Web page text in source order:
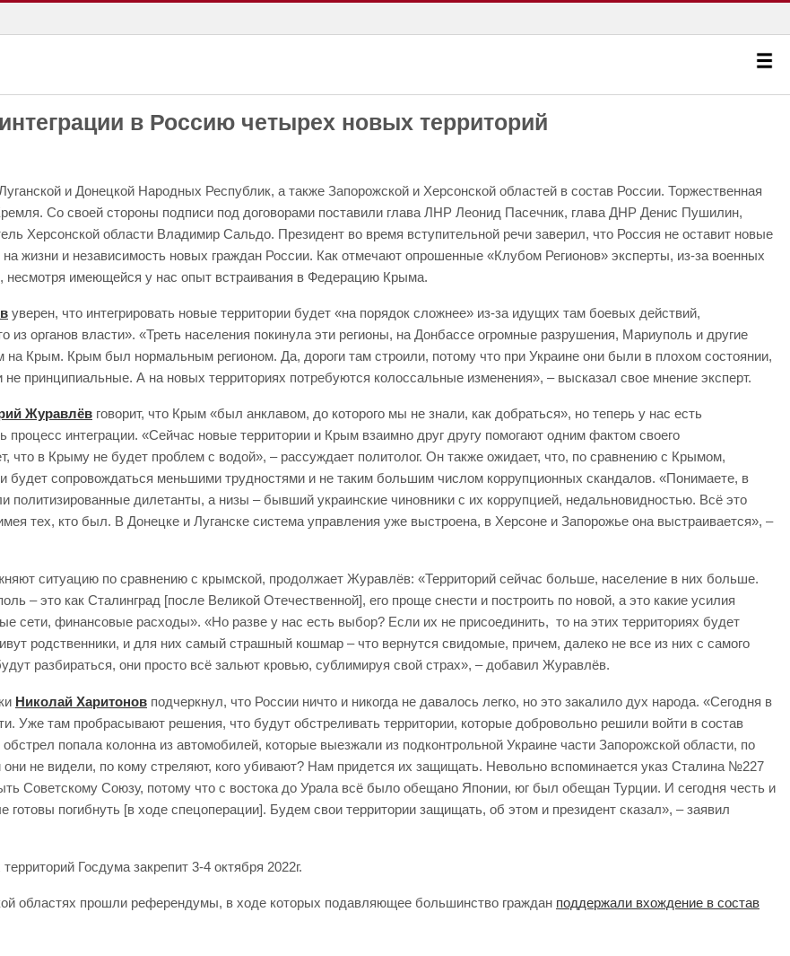
в Россию четырех новых территорий
и Донецкой Народных Республик, а также Запорожской и Херсонской областей в состав России. Торжественная
Со своей стороны подписи под договорами поставили глава ЛНР Леонид Пасечник, глава ДНР Денис Пушилин,
Херсонской области Владимир Сальдо. Президент во время вступительной речи заверил, что Россия не оставит новые
жизни и независимость новых граждан России. Как отмечают опрошенные «Клубом Регионов» эксперты, из-за военных
несмотря имеющейся у нас опыт встраивания в Федерацию Крыма.
уверен, что интегрировать новые территории будет «на порядок сложнее» из-за идущих там боевых действий,
из органов власти». «Треть населения покинула эти регионы, на Донбассе огромные разрушения, Мариуполь и другие
на Крым. Крым был нормальным регионом. Да, дороги там строили, потому что при Украине они были в плохом состоянии,
принципиальные. А на новых территориях потребуются колоссальные изменения», – высказал свое мнение эксперт.
Журавлёв говорит, что Крым «был анклавом, до которого мы не знали, как добраться», но теперь у нас есть
процесс интеграции. «Сейчас новые территории и Крым взаимно друг другу помогают одним фактом своего
что в Крыму не будет проблем с водой», – рассуждает политолог. Он также ожидает, что, по сравнению с Крымом,
будет сопровождаться меньшими трудностями и не таким большим числом коррупционных скандалов. «Понимаете, в
дилетанты, а низы – бывший украинские чиновники с их коррупцией, недальновидностью. Всё это
тех, кто был. В Донецке и Луганске система управления уже выстроена, в Херсоне и Запорожье она выстраивается», –
ситуацию по сравнению с крымской, продолжает Журавлёв: «Территорий сейчас больше, население в них больше.
– это как Сталинград [после Великой Отечественной], его проще снести и построить по новой, а это какие усилия
сети, финансовые расходы». «Но разве у нас есть выбор? Если их не присоединить, то на этих территориях будет
родственники, и для них самый страшный кошмар – что вернутся свидомые, причем, далеко не все из них с самого
разбираться, они просто всё зальют кровью, сублимируя свой страх», – добавил Журавлёв.
Николай Харитонов подчеркнул, что России ничто и никогда не давалось легко, но это закалило дух народа. «Сегодня в
Уже там пробрасывают решения, что будут обстреливать территории, которые добровольно решили войти в состав
попала колонна из автомобилей, которые выезжали из подконтрольной Украине части Запорожской области, по
не видели, по кому стреляют, кого убивают? Нам придется их защищать. Невольно вспоминается указ Сталина №227
Советскому Союзу, потому что с востока до Урала всё было обещано Японии, юг был обещан Турции. И сегодня честь и
погибнуть [в ходе спецоперации]. Будем свои территории защищать, об этом и президент сказал», – заявил
Госдума закрепит 3-4 октября 2022г.
областях прошли референдумы, в ходе которых подавляющее большинство граждан поддержали вхождение в состав